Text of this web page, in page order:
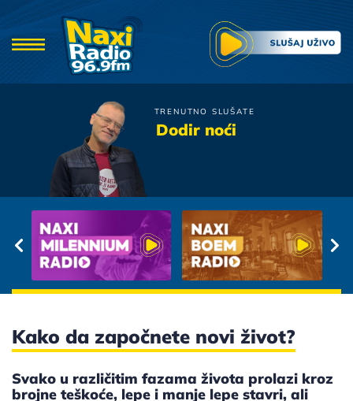
TRENUTNO SLUŠATE
Dodir noćiNeno Belan
Kako da započnete novi život?
Svako u različitim fazama života prolazi kroz
brojne teškoće, lepe i manje lepe stavri, ali